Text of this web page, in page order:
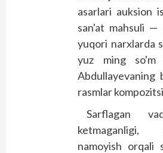
asarlari auksion
san'at mahsuli —
yuqori narxlarda
yuz ming so'm
rasmlar
Sarflagan
ketmaganligi,
namoyish orqali